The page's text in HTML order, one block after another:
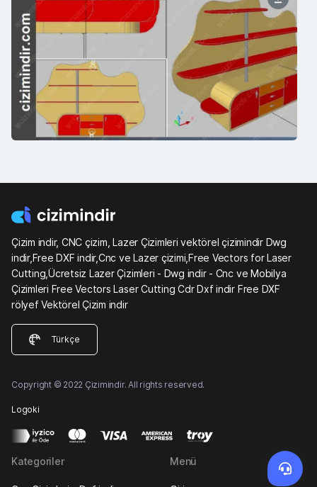
Çizim indir, CNC çizim, Lazer Çizimleri vektörel çizimindir Dwg
indir,Free DXF indir,Cnc ve Lazer çizimi,Free Vectors for Laser
Cutting,Ücretsiz Lazer Çizimleri - Dwg indir - Cnc ve Mobilya
Çizimleri Free Vectors Laser Cutting Cdr Dxf indir Free DXF
rölyef Vektörel Çizim indir
Türkçe
Copyright © 2022 Çizimindir. All rights reserved.
Logoki
Kategoriler Menü